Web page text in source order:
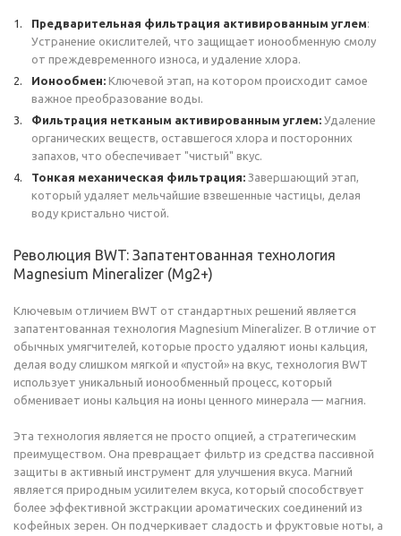
Предварительная фильтрация активированным углем:
Устранение окислителей, что защищает ионообменную смолу
от преждевременного износа, и удаление хлора.
Ионообмен: Ключевой этап, на котором происходит самое
важное преобразование воды.
Фильтрация нетканым активированным углем: Удаление
органических веществ, оставшегося хлора и посторонних
запахов, что обеспечивает "чистый" вкус.
Тонкая механическая фильтрация: Завершающий этап,
который удаляет мельчайшие взвешенные частицы, делая
воду кристально чистой.
Революция BWT: Запатентованная технология
Magnesium Mineralizer (Mg2+)
Ключевым отличием BWT от стандартных решений является
запатентованная технология Magnesium Mineralizer. В отличие от
обычных умягчителей, которые просто удаляют ионы кальция,
делая воду слишком мягкой и «пустой» на вкус, технология BWT
использует уникальный ионообменный процесс, который
обменивает ионы кальция на ионы ценного минерала — магния.
Эта технология является не просто опцией, а стратегическим
преимуществом. Она превращает фильтр из средства пассивной
защиты в активный инструмент для улучшения вкуса. Магний
является природным усилителем вкуса, который способствует
более эффективной экстракции ароматических соединений из
кофейных зерен. Он подчеркивает сладость и фруктовые ноты, а